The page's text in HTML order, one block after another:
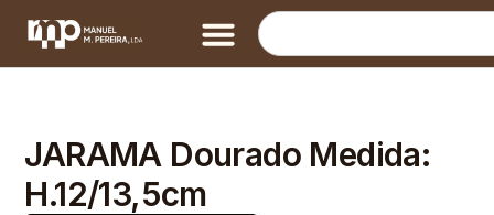
JARAMA Dourado Medida:
H.12/13,5cm